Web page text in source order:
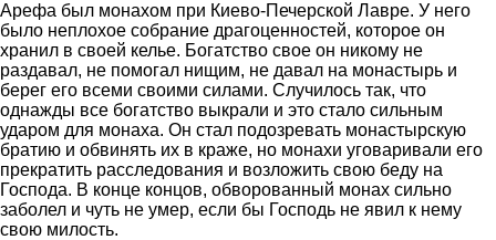
Арефа был монахом при Киево-Печерской Лавре. У него
было неплохое собрание драгоценностей, которое он
хранил в своей келье. Богатство свое он никому не
раздавал, не помогал нищим, не давал на монастырь и
берег его всеми своими силами. Случилось так, что
однажды все богатство выкрали и это стало сильным
ударом для монаха. Он стал подозревать монастырскую
братию и обвинять их в краже, но монахи уговаривали его
прекратить расследования и возложить свою беду на
Господа. В конце концов, обворованный монах сильно
заболел и чуть не умер, если бы Господь не явил к нему
свою милость.